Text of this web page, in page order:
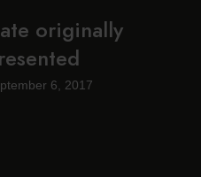
originally
6, 2017